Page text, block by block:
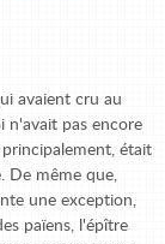
avaient cru au
n'avait pas encore
était
De même que,
une exception,
païens, l'épître